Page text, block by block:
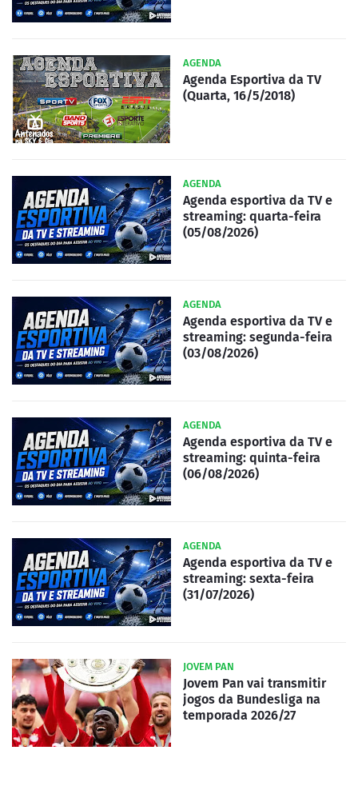
AGENDA
Agenda Esportiva da TV
(Quarta, 16/5/2018)
AGENDA
Agenda esportiva da TV e
streaming: quarta-feira
(05/08/2026)
AGENDA
Agenda esportiva da TV e
streaming: segunda-feira
(03/08/2026)
AGENDA
Agenda esportiva da TV e
streaming: quinta-feira
(06/08/2026)
AGENDA
Agenda esportiva da TV e
streaming: sexta-feira
(31/07/2026)
JOVEM PAN
Jovem Pan vai transmitir
jogos da Bundesliga na
temporada 2026/27